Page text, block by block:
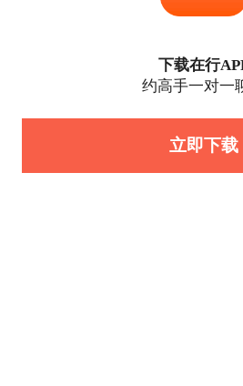
下载在行
约高手一对一
立即下载